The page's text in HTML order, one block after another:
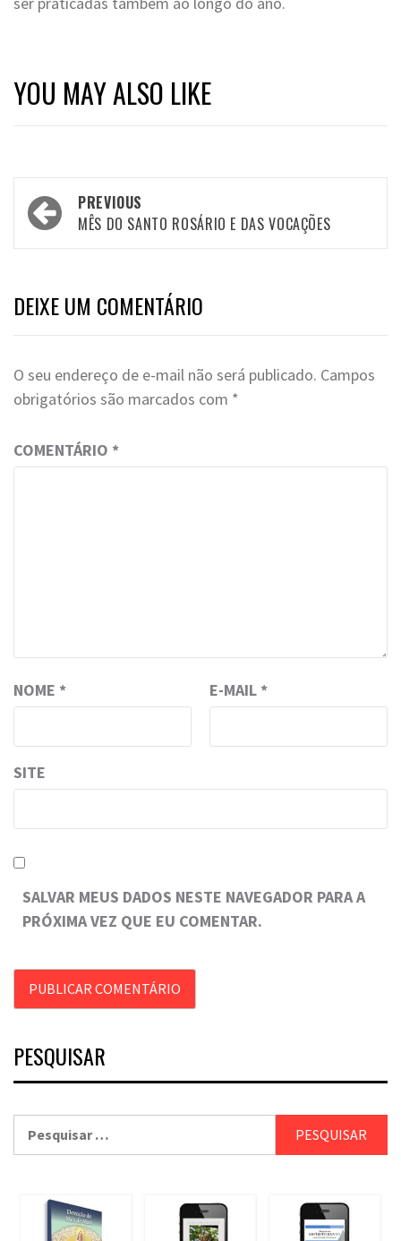
YOU MAY ALSO LIKE
Post
navigation
PREVIOUS
MÊS DO SANTO ROSÁRIO E DAS VOCAÇÕES
DEIXE UM COMENTÁRIO
O seu endereço de e-mail não será publicado. Campos
obrigatórios são marcados com *
COMENTÁRIO *
NOME * E-MAIL *
SITE
SALVAR MEUS DADOS NESTE NAVEGADOR PARA A
PRÓXIMA VEZ QUE EU COMENTAR.
PESQUISAR
por: